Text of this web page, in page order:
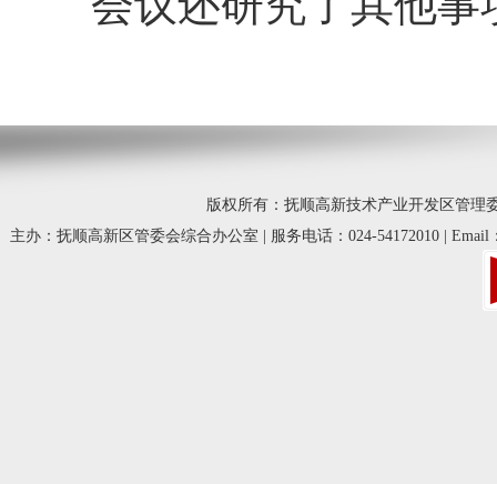
版权所有：抚顺高新技术产业开发区管理
主办：抚顺高新区管委会综合办公室 | 服务电话：024-54172010 | Email